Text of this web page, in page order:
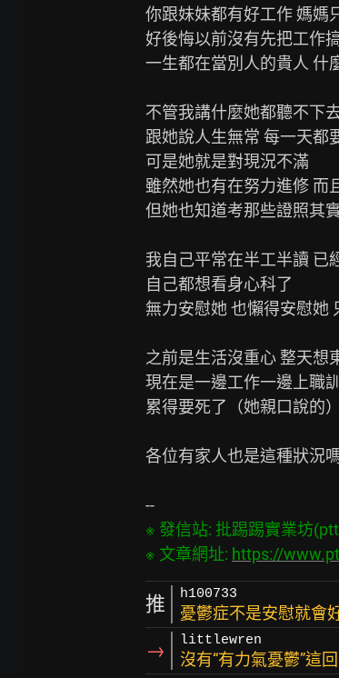
你跟妹妹都有好工作 媽媽
好後悔以前沒有先把工作
一生都在當別人的貴人 什
不管我講什麼她都聽不下
跟她說人生無常 每一天都
可是她就是對現況不滿
雖然她也有在努力進修 而
但她也知道考那些證照其
我自己平常在半工半讀 已
自己都想看身心科了
無力安慰她 也懶得安慰她
之前是生活沒重心 整天想
現在是一邊工作一邊上職
累得要死了（她親口說的
各位有家人也是這種狀況
※ 發信站: 批踢踢實業坊
※ 文章網址: https://
推 h100733
憂鬱症不是安慰就會
→ littlewren
沒有“有力氣憂鬱”這